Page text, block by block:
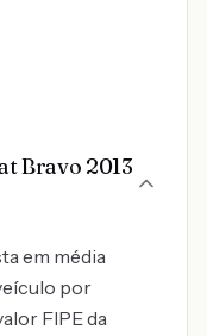
Bravo 2013
em média
por
FIPE da